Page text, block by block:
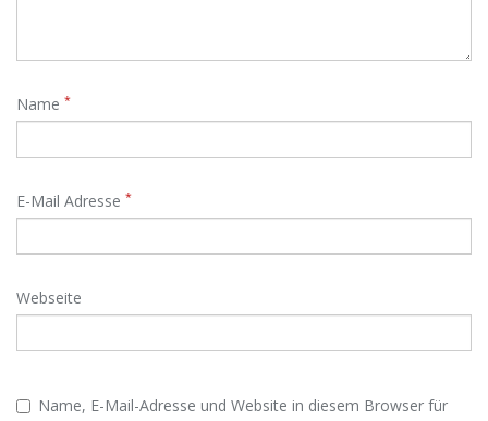
Name *
E-Mail Adresse *
Webseite
Name, E-Mail-Adresse und Website in diesem Browser für